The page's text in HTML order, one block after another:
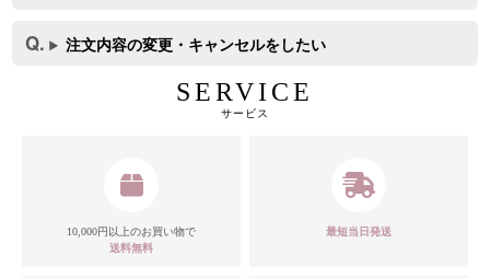
注文内容の変更・キャンセルをしたい
SERVICE
サービス
10,000円以上のお買い物で
送料無料
最短当日発送